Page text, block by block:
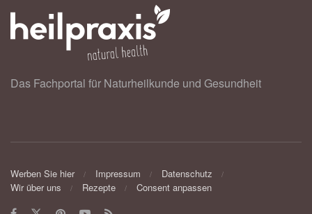
Das Fachportal für Naturheilkunde und Gesundheit
Werben Sie hier Impressum
Datenschutz
Wir über uns
Rezepte Consent anpassen